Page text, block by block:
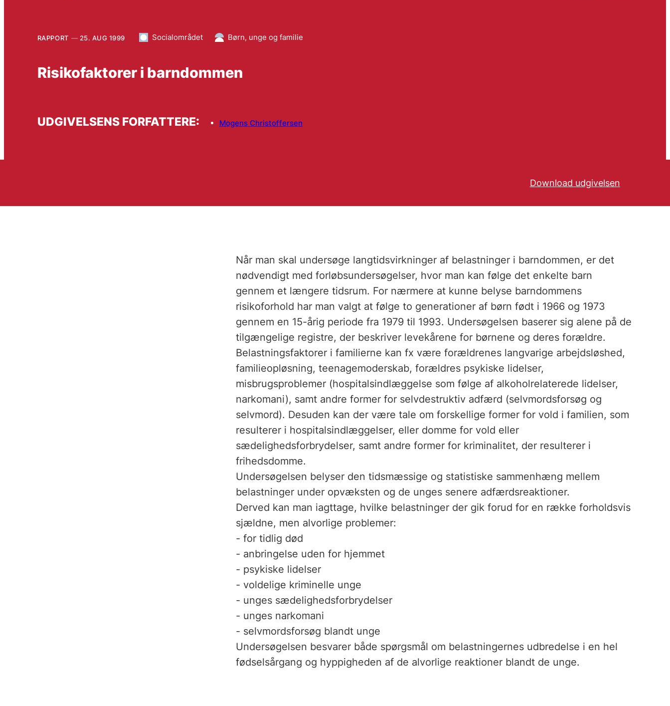
RAPPORT 25. AUG 1999 Socialområdet Børn, unge og familie
Risikofaktorer i barndommen
UDGIVELSENS FORFATTERE: Mogens Christoffersen
Download udgivelsen
Når man skal undersøge langtidsvirkninger af belastninger i barndommen, er det
nødvendigt med forløbsundersøgelser, hvor man kan følge det enkelte barn
gennem et længere tidsrum. For nærmere at kunne belyse barndommens
risikoforhold har man valgt at følge to generationer af børn født i 1966 og 1973
gennem en 15-årig periode fra 1979 til 1993. Undersøgelsen baserer sig alene på de
tilgængelige registre, der beskriver levekårene for børnene og deres forældre.
Belastningsfaktorer i familierne kan fx være forældrenes langvarige arbejdsløshed,
familieopløsning, teenagemoderskab, forældres psykiske lidelser,
misbrugsproblemer (hospitalsindlæggelse som følge af alkoholrelaterede lidelser,
narkomani), samt andre former for selvdestruktiv adfærd (selvmordsforsøg og
selvmord). Desuden kan der være tale om forskellige former for vold i familien, som
resulterer i hospitalsindlæggelser, eller domme for vold eller
sædelighedsforbrydelser, samt andre former for kriminalitet, der resulterer i
frihedsdomme.
Undersøgelsen belyser den tidsmæssige og statistiske sammenhæng mellem
belastninger under opvæksten og de unges senere adfærdsreaktioner.
Derved kan man iagttage, hvilke belastninger der gik forud for en række forholdsvis
sjældne, men alvorlige problemer:
- for tidlig død
- anbringelse uden for hjemmet
- psykiske lidelser
- voldelige kriminelle unge
- unges sædelighedsforbrydelser
- unges narkomani
- selvmordsforsøg blandt unge
Undersøgelsen besvarer både spørgsmål om belastningernes udbredelse i en hel
fødselsårgang og hyppigheden af de alvorlige reaktioner blandt de unge.